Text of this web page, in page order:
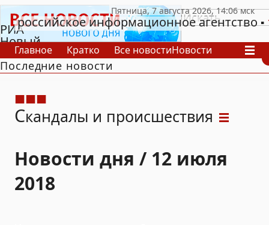
РИА
Новый
День
российское информационное агентство
Главное Кратко Все новостиНовости
В России
В мире
Последние новости
Скандалы и происшествия
Новости дня / 12 июля
2018